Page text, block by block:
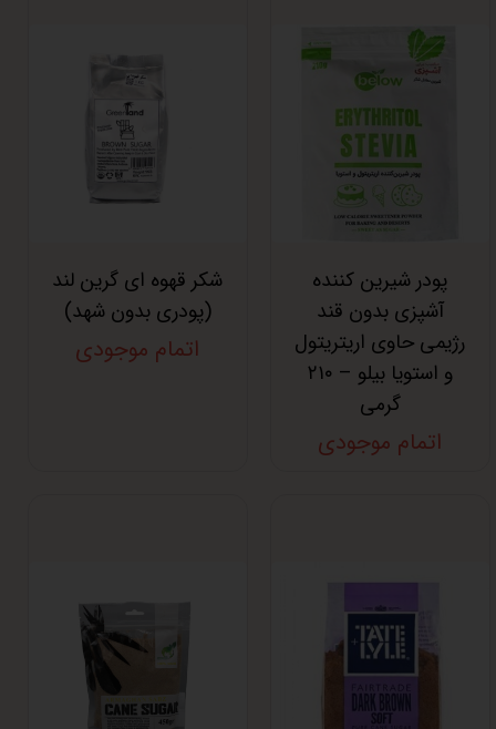
پودر شیرین کننده
آشپزی بدون قند
رژیمی حاوی اریتریتول
و استویا بیلو – ۲۱۰
گرمی
اتمام موجودی
شکر قهوه ای گرین لند
(پودری بدون شهد)
اتمام موجودی